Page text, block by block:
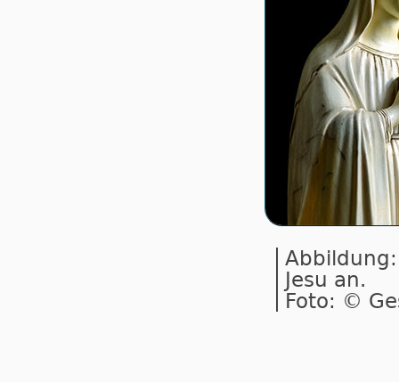
Jesu an.
Foto: ©